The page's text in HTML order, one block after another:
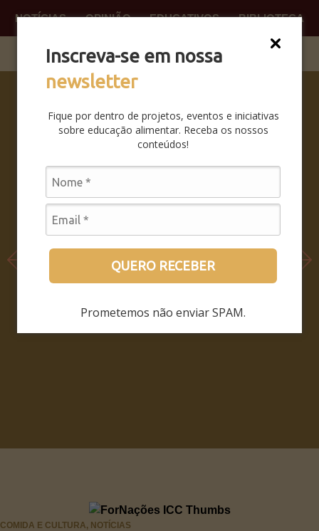
Inscreva-se em nossa
newsletter
Fique por dentro de projetos, eventos e iniciativas
sobre educação alimentar. Receba os nossos
conteúdos!
QUERO RECEBER
Prometemos não enviar SPAM.
NOTÍCIAS OPINIÃO EDUCATIVOS BIBLIOTECA
SABERES
DA BOCA
PRA BOCA:
COMO FOI
SEMINÁRIO
LEIA MAIS
COMIDA E CULTURA, NOTÍCIAS